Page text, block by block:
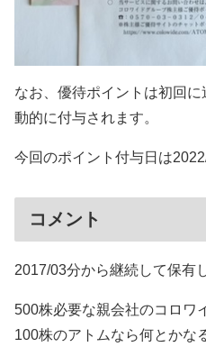
なお、優待ポイントは初回
動的に付与されます。
今回のポイント付与日は
コメント
2017/03分から継続して保有
500株必要な親会社のコロワ
100株のアトムなら何とかな